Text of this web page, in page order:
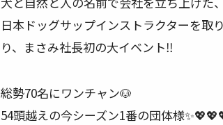
日本ドッグサップインストラクターを取
り、まさみ社長初の大イベント‼️
総勢70名にワンチャン🐶
54頭越えの今シーズン1番の団体様